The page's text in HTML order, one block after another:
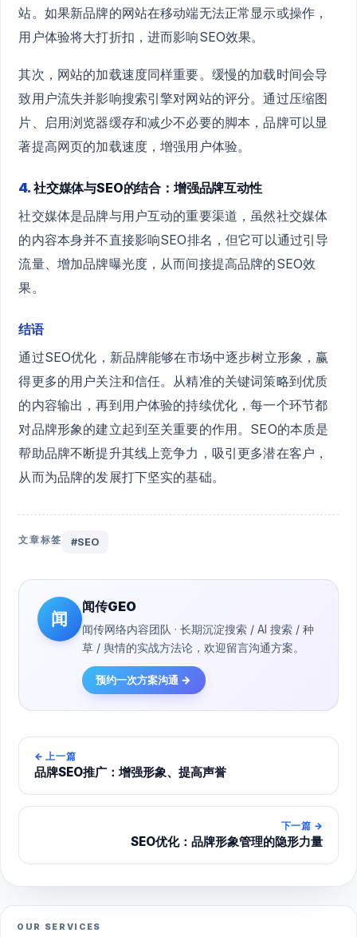
站。如果新品牌的网站在移动端无法正常显示或操作，
用户体验将大打折扣，进而影响SEO效果。
其次，网站的加载速度同样重要。缓慢的加载时间会导
致用户流失并影响搜索引擎对网站的评分。通过压缩图
片、启用浏览器缓存和减少不必要的脚本，品牌可以显
著提高网页的加载速度，增强用户体验。
4.社交媒体与SEO的结合：增强品牌互动性
社交媒体是品牌与用户互动的重要渠道，虽然社交媒体
的内容本身并不直接影响SEO排名，但它可以通过引导
流量、增加品牌曝光度，从而间接提高品牌的SEO效
果。
结语
通过SEO优化，新品牌能够在市场中逐步树立形象，赢
得更多的用户关注和信任。从精准的关键词策略到优质
的内容输出，再到用户体验的持续优化，每一个环节都
对品牌形象的建立起到至关重要的作用。SEO的本质是
帮助品牌不断提升其线上竞争力，吸引更多潜在客户，
从而为品牌的发展打下坚实的基础。
文章标签 #SEO
闻
闻传GEO
闻传网络内容团队 · 长期沉淀搜索 / AI 搜索 / 种
草 / 舆情的实战方法论，欢迎留言沟通方案。
预约一次方案沟通 →
← 上一篇
品牌SEO推广：增强形象、提高声誉
下一篇 →
SEO优化：品牌形象管理的隐形力量
OUR SERVICES